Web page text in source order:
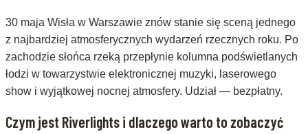
30 maja Wisła w Warszawie znów stanie się sceną jednego
z najbardziej atmosferycznych wydarzeń rzecznych roku. Po
zachodzie słońca rzeką przepłynie kolumna podświetlanych
łodzi w towarzystwie elektronicznej muzyki, laserowego
show i wyjątkowej nocnej atmosfery. Udział — bezpłatny.
Czym jest Riverlights i dlaczego warto to zobaczyć